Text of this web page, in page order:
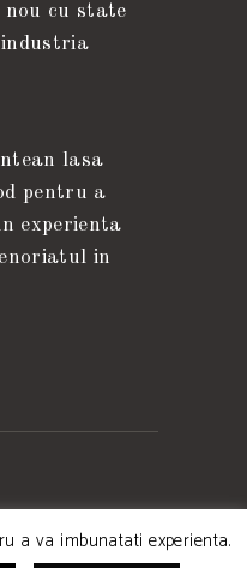
cu state
lasa
pentru a
experienta
in
a va imbunatati experienta.